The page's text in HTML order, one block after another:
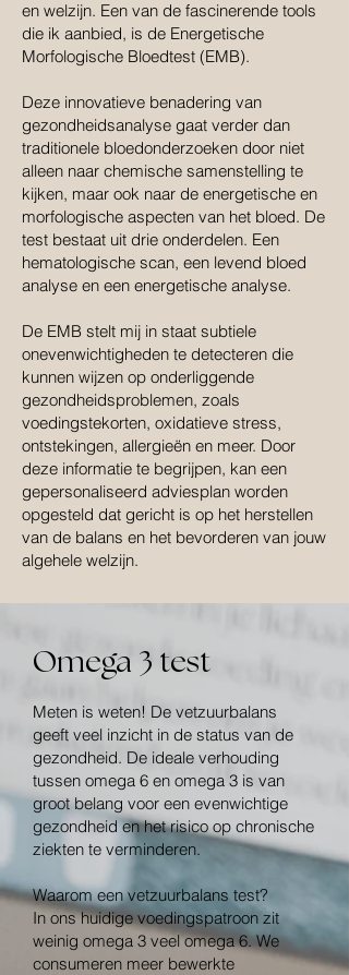
en welzijn. Een van de fascinerende tools
die ik aanbied, is de Energetische
Morfologische Bloedtest (EMB).
Deze innovatieve benadering van
gezondheidsanalyse gaat verder dan
traditionele bloedonderzoeken door niet
alleen naar chemische samenstelling te
kijken, maar ook naar de energetische en
morfologische aspecten van het bloed. De
test bestaat uit drie onderdelen. Een
hematologische scan, een levend bloed
analyse en een energetische analyse.
De EMB stelt mij in staat subtiele
onevenwichtigheden te detecteren die
kunnen wijzen op onderliggende
gezondheidsproblemen, zoals
voedingstekorten, oxidatieve stress,
ontstekingen, allergieën en meer. Door
deze informatie te begrijpen, kan een
gepersonaliseerd adviesplan worden
opgesteld dat gericht is op het herstellen
van de balans en het bevorderen van jouw
algehele welzijn.
Omega 3 test
Meten is weten! De vetzuurbalans
geeft veel inzicht in de status van de
gezondheid. De ideale verhouding
tussen omega 6 en omega 3 is van
groot belang voor een evenwichtige
gezondheid en het risico op chronische
ziekten te verminderen.
Waarom een vetzuurbalans test?
In ons huidige voedingspatroon zit
weinig omega 3 veel omega 6. We
consumeren meer bewerkte